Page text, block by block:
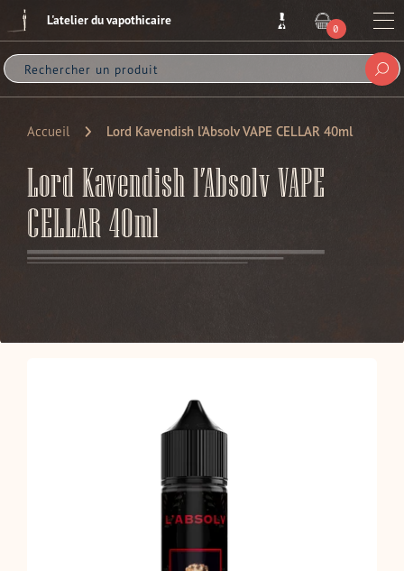
Passer
au
L'atelier du vapothicaire
0
ARTICLE
Accueil Lord Kavendish l’Absolv VAPE CELLAR 40ml
Lord Kavendish l’Absolv VAPE
CELLAR 40ml